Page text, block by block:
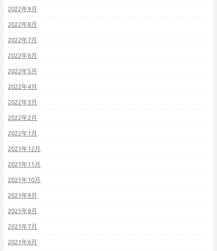
2022年9月
2022年8月
2022年7月
2022年6月
2022年5月
2022年4月
2022年3月
2022年2月
2022年1月
2021年12月
2021年11月
2021年10月
2021年9月
2021年8月
2021年7月
2021年6月